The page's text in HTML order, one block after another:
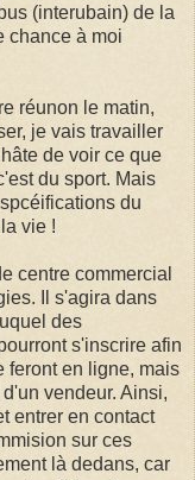
(interubain) de la
chance à moi
réunon le matin,
je vais travailler
de voir ce que
du sport. Mais
du
vie !
centre commercial
Il s'agira dans
des
s'inscrire afin
feront en ligne, mais
vendeur. Ainsi,
entrer en contact
sur ces
là dedans, car